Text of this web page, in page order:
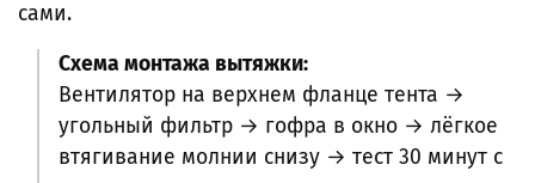
сами.
Схема монтажа вытяжки:
Вентилятор на верхнем фланце тента →
угольный фильтр → гофра в окно → лёгкое
втягивание молнии снизу → тест 30 минут с